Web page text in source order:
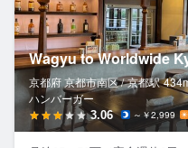
Wagyu to Worldwide
京都府 京都市南区 / 京都駅
ハンバーガー
3.06 ～￥2,999